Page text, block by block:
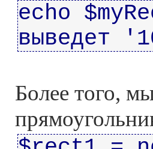
echo
выведет
Более того,